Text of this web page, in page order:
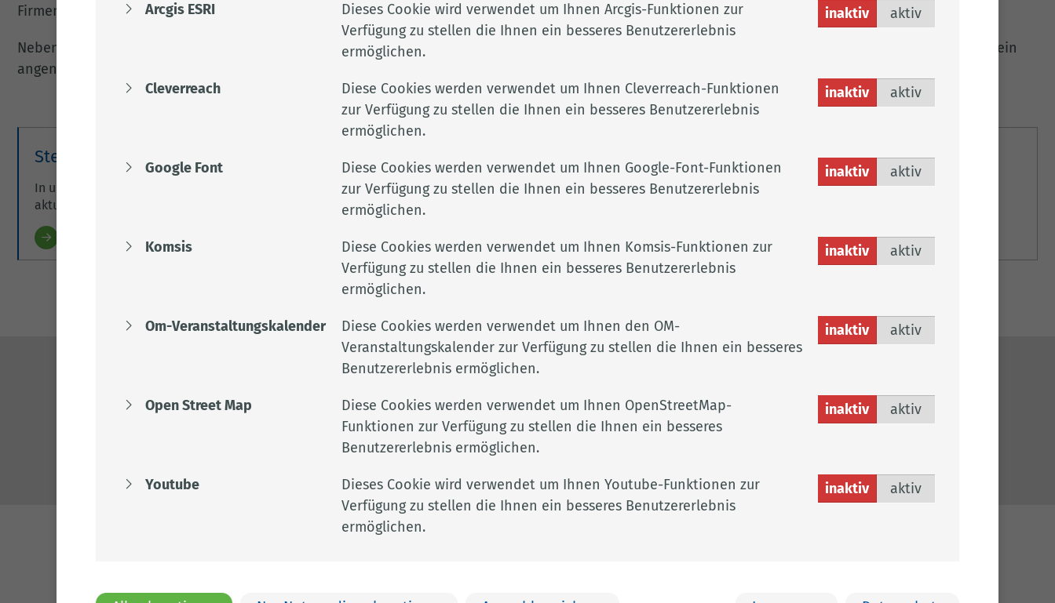
Firmenfitnessprogramms „Hansefit“ und es besteht die Möglichkeit des Fahrradleasings.
Neben den guten Übernahme- und Aufstiegschancen, der fundierten Ausbildung und einem sicheren Arbeitsplatz, bietet die Kreisverwaltung vor allem ein
angenehmes Arbeitsumfeld. Bei uns kommt es nicht nur auf die fachliche Kompetenz, sondern auch auf Zusammenhalt und Teamwork an.
Stellenangebote
In unserem Bewerberportal finden Sie unsere
aktuellen Stellenangebote.
Zu unseren Stellenangeboten
Ausbildung
Du bist auf der Suche nach einem Ausbildungs-
oder Studienplatz?
Zum Ausbildungsangebot
Hinweise
Nachfolgend finden Sie Hinweise zu unserem
Zu den Hinweisen
www.lkclp.de
Landkreis Cloppenburg
Eschstr. 29
49661 Cloppenburg
Impressum
Arcgis ESRI
Dieses Cookie wird verwendet um Ihnen Arcgis-Funktionen zur
Verfügung zu stellen die Ihnen ein besseres Benutzererlebnis
ermöglichen.
inaktiv aktiv
Cleverreach
Diese Cookies werden verwendet um Ihnen Cleverreach-Funktionen
zur Verfügung zu stellen die Ihnen ein besseres Benutzererlebnis
ermöglichen.
inaktiv aktiv
Google Font
Diese Cookies werden verwendet um Ihnen Google-Font-Funktionen
zur Verfügung zu stellen die Ihnen ein besseres Benutzererlebnis
ermöglichen.
inaktiv aktiv
Komsis
Diese Cookies werden verwendet um Ihnen Komsis-Funktionen zur
Verfügung zu stellen die Ihnen ein besseres Benutzererlebnis
ermöglichen.
inaktiv aktiv
Om-Veranstaltungskalender
Diese Cookies werden verwendet um Ihnen den OM-
Veranstaltungskalender zur Verfügung zu stellen die Ihnen ein besseres
Benutzererlebnis ermöglichen.
inaktiv aktiv
Open Street Map
Diese Cookies werden verwendet um Ihnen OpenStreetMap-
Funktionen zur Verfügung zu stellen die Ihnen ein besseres
Benutzererlebnis ermöglichen.
inaktiv aktiv
Youtube
Dieses Cookie wird verwendet um Ihnen Youtube-Funktionen zur
Verfügung zu stellen die Ihnen ein besseres Benutzererlebnis
ermöglichen.
inaktiv aktiv